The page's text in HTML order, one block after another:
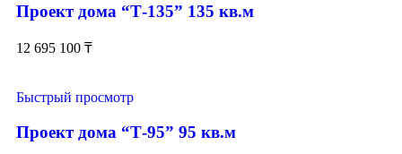
Проект дома “Т-135” 135 кв.м
12 695 100 ₸
Быстрый просмотр
Проект дома “Т-95” 95 кв.м